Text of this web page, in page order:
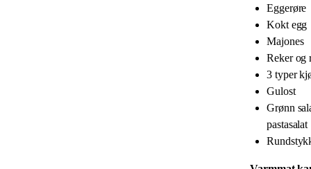
Eggerøre
Kokt egg
Majones
Reker og
3 typer
Gulost
Grønn
pastasalat